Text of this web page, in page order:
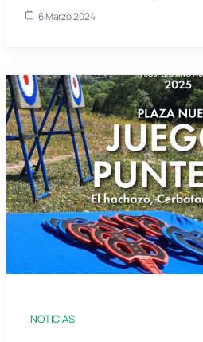
6 Marzo 2024
NOTICIAS